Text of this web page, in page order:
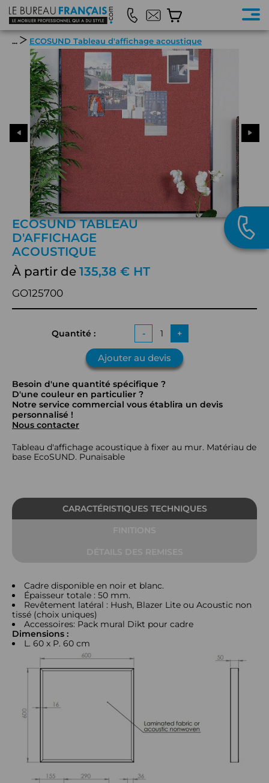
... ECOSUND Tableau d'affichage acoustique
ECOSUND TABLEAU
D'AFFICHAGE
ACOUSTIQUE
À partir de 135,38 € HT
GO125700
Quantité : - +
Ajouter au devis
Besoin d'une quantité spécifique ?
D'une couleur en particulier ?
Notre service commercial vous établira un devis
personnalisé !
Nous contacter
Tableau d'affichage acoustique à fixer au mur. Matériau de
base EcoSUND. Punaisable
CARACTÉRISTIQUES TECHNIQUES
Cadre disponible en noir et blanc.
Épaisseur totale : 50 mm.
Revêtement latéral : Hush, Blazer Lite ou Acoustic non
tissé (choix uniques)
Accessoires: Pack mural Dikt pour cadre
Dimensions :
L. 60 x P. 60 cm